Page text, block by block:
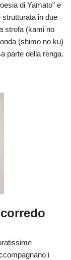
di Yamato” e
strutturata in due
strofa (kami no
(shimo no ku)
parte della renga.
i